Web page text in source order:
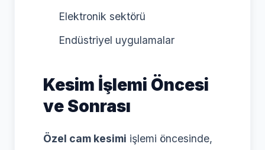
Elektronik sektörü
Endüstriyel uygulamalar
Kesim İşlemi Öncesi
ve Sonrası
Özel cam kesimi işlemi öncesinde,